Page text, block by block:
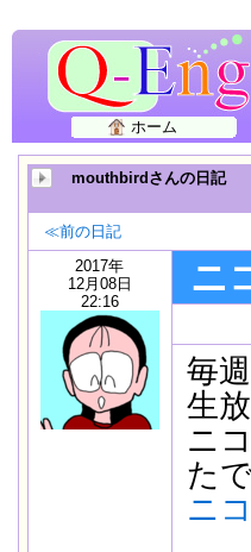
ホーム
mouthbirdさんの日記
≪前の日記
2017年
12月08日
22:16
ニ
毎
生
ニ
た
ニ